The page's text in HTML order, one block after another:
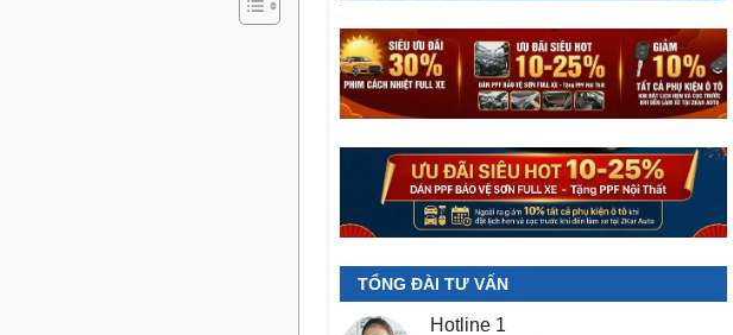
TỔNG ĐÀI TƯ VẤN
Hotline 1